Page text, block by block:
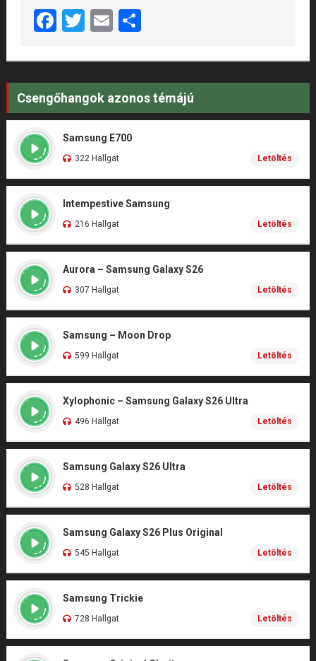
Facebook
Twitter
EmailShare
Csengőhangok azonos témájú
Samsung E700
322 Hallgat Letöltés
Intempestive Samsung
216 Hallgat Letöltés
Aurora – Samsung Galaxy S26
307 Hallgat Letöltés
Samsung – Moon Drop
599 Hallgat Letöltés
Xylophonic – Samsung Galaxy S26 Ultra
496 Hallgat Letöltés
Samsung Galaxy S26 Ultra
528 Hallgat Letöltés
Samsung Galaxy S26 Plus Original
545 Hallgat Letöltés
Samsung Trickie
728 Hallgat Letöltés